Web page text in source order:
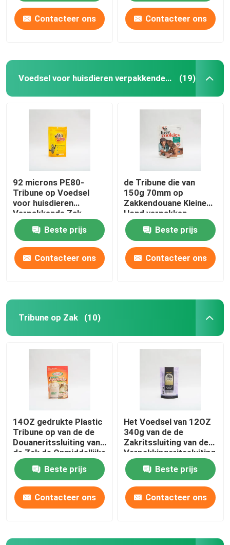
Contacteer ons Contacteer ons
Voedsel voor huisdieren verpakkende zak (19)
92 microns PE80-
Tribune op Voedsel
voor huisdieren
Verpakkende Zak
Plastic Multivitamin
Cat Food Package
Beste prijs
Contacteer ons
de Tribune die van
150g 70mm op
Zakkendouane Kleine
Hond verpakken
behandelt Verpakkende
Zakken Beste prijs
Contacteer ons
Tribune op Zak (10)
14OZ gedrukte Plastic
Tribune op van de de
Douaneritssluiting van
de Zak de Onmiddellijke
Rijst Verpakkende
Zakken Beste prijs
Contacteer ons
Het Voedsel van 12OZ
340g van de de
Zakritssluiting van de
Verpakkingsritssluiting
Bevindende de
Ritssluitingszak voor
Ontsproten Quinoa
Beste prijs
Contacteer ons